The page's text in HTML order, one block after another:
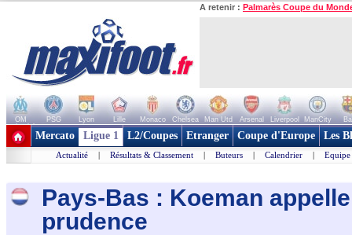
A retenir : Palmarès Coupe du
OM PSG Lyon Lille Monaco Chelsea Man Utd Arsenal Liverpool ManCity
+ de clubs
Mercato Ligue 1 L2/Coupes Etranger Coupe d'Europe Les
Actualité | Résultats & Classement | Buteurs | Calendrier | Equipe
Pays-Bas : Koeman
prudence